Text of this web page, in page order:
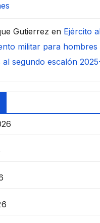
Gutierrez en Ejército
militar para hombres
segundo escalón